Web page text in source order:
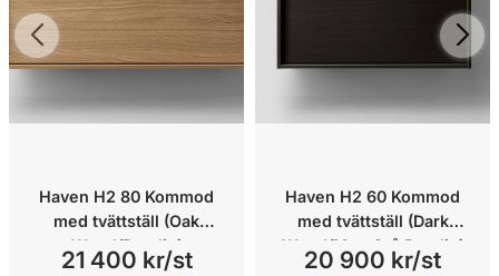
Haven H2 80 Kommod
med tvättställ (Oak
Wood/Porslin)
21 400 kr/st
Haven H2 60 Kommod
med tvättställ (Dark
Wood/Matt Grå Porslin)
20 900 kr/st